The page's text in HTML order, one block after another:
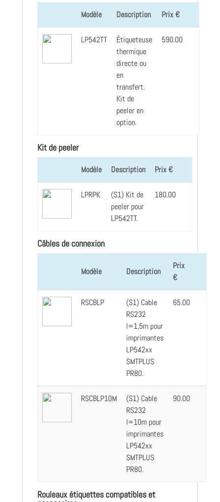
Modèle Description Prix €
LP542TT
Étiqueteuse
thermique
directe ou
en
transfert.
Kit de
peeler en
option.
590.00
Kit de peeler
Modèle Description Prix €
LPRPK
(S1) Kit de
peeler pour
LP542TT.
180.00
Câbles de connexion
Modèle Description
Prix
€
RSCBLP
(S1) Cable
RS232
l=1,5m pour
imprimantes
LP542xx
SMTPLUS
PR80.
65.00
RSCBLP10M
(S1) Cable
RS232
l=10m pour
imprimantes
LP542xx
SMTPLUS
PR80.
90.00
Rouleaux étiquettes compatibles et